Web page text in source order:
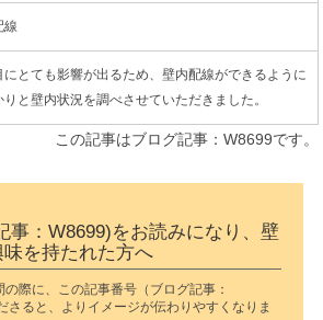
線
にとても影響が出るため、壁内配線ができるように
りと壁内状況を調べさせていただきました。
この記事はブログ記事：W8699です。
事：W8699)をお読みになり、壁
を持たれた方へ
際に、この記事番号（ブログ記事：
さると、よりイメージが伝わりやすくなりま